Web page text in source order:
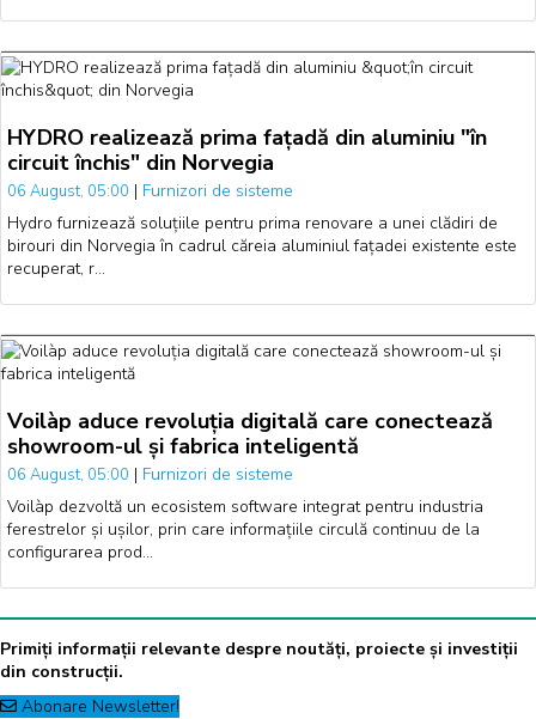
HYDRO realizează prima fațadă din aluminiu "în
circuit închis" din Norvegia
06 August, 05:00 | Furnizori de sisteme
Hydro furnizează soluțiile pentru prima renovare a unei clădiri de
birouri din Norvegia în cadrul căreia aluminiul fațadei existente este
recuperat, r…
Voilàp aduce revoluția digitală care conectează
showroom-ul și fabrica inteligentă
06 August, 05:00 | Furnizori de sisteme
Voilàp dezvoltă un ecosistem software integrat pentru industria
ferestrelor și ușilor, prin care informațiile circulă continuu de la
configurarea prod…
Primiți informații relevante despre noutăți, proiecte și investiții
din construcții.
Abonare Newsletter!